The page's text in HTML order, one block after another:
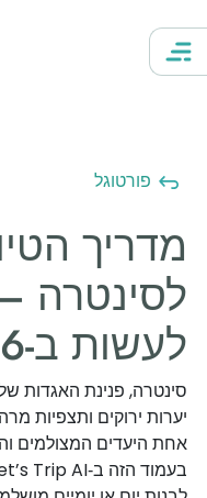
פורטוגל
מדריך
לסינטרה
לעשות ב-2026
סינטרה, פנינת האגדות
יערות ירוקים ותצפיות
אחת היעדים המצולמים